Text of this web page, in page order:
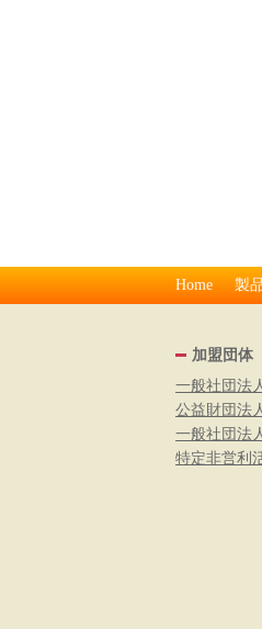
Home 製
加盟団体
一般社団法
公益財団法
一般社団法
特定非営利